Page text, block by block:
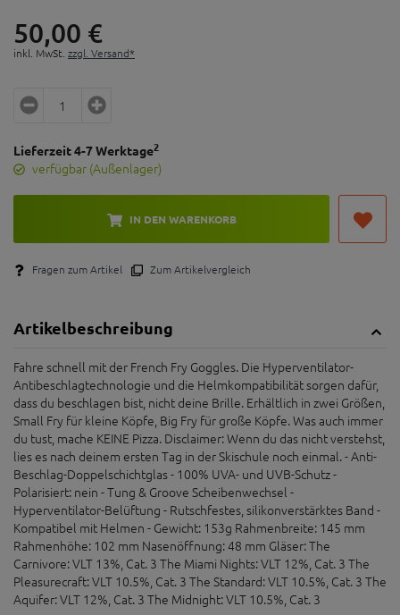
50,00 €
inkl. MwSt. zzgl. Versand*
Lieferzeit 4-7 Werktage2
verfügbar (Außenlager)
IN DEN WARENKORB
Fragen zum Artikel Zum Artikelvergleich
Artikelbeschreibung
Fahre schnell mit der French Fry Goggles. Die Hyperventilator-
Antibeschlagtechnologie und die Helmkompatibilität sorgen dafür,
dass du beschlagen bist, nicht deine Brille. Erhältlich in zwei Größen,
Small Fry für kleine Köpfe, Big Fry für große Köpfe. Was auch immer
du tust, mache KEINE Pizza. Disclaimer: Wenn du das nicht verstehst,
lies es nach deinem ersten Tag in der Skischule noch einmal. - Anti-
Beschlag-Doppelschichtglas - 100% UVA- und UVB-Schutz -
Polarisiert: nein - Tung & Groove Scheibenwechsel -
Hyperventilator-Belüftung - Rutschfestes, silikonverstärktes Band -
Kompatibel mit Helmen - Gewicht: 153g Rahmenbreite: 145 mm
Rahmenhöhe: 102 mm Nasenöffnung: 48 mm Gläser: The
Carnivore: VLT 13%, Cat. 3 The Miami Nights: VLT 12%, Cat. 3 The
Pleasurecraft: VLT 10.5%, Cat. 3 The Standard: VLT 10.5%, Cat. 3 The
Aquifer: VLT 12%, Cat. 3 The Midnight: VLT 10.5%, Cat. 3